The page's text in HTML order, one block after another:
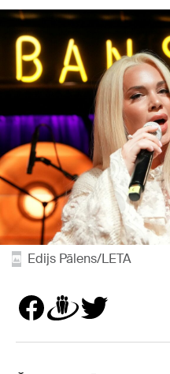
Edijs Pālens/LETA